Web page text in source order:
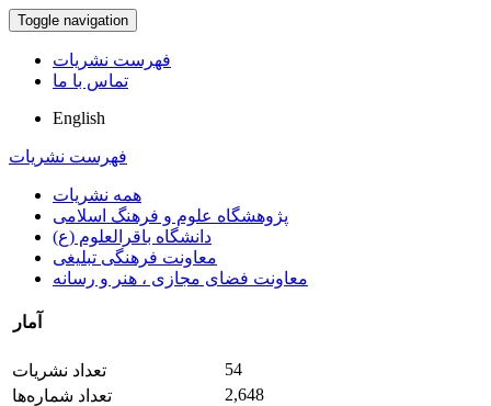
Toggle navigation
فهرست نشریات
تماس با ما
English
فهرست نشریات
همه نشریات
پژوهشگاه علوم و فرهنگ اسلامی
دانشگاه باقرالعلوم (ع)
معاونت فرهنگی تبلیغی
معاونت فضای مجازی ، هنر و رسانه
آمار
تعداد نشریات
54
تعداد شماره‌ها
2,648